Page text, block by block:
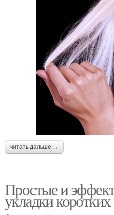
читать дальше →
Простые и
укладки